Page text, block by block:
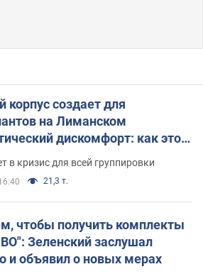
корпус создает для
на Лиманском
дискомфорт: как это
в кризис для всей группировки
21,3 т.
чтобы получить комплекты
Зеленский заслушал
и объявил о новых мерах